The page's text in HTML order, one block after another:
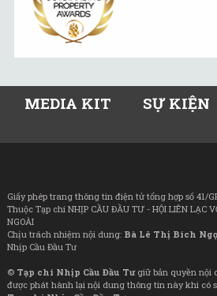
MEDIA KIT SỰ KIỆN
Giấy phép trang thông tin điện tử tổng hợp số 41/
Thuộc Tạp chí NHỊP CẦU ĐẦU TƯ - HỘI LIÊN LẠC
NGOÀI
Chịu trách nhiệm nội dung: Bà Lê Thị Bích
Nhịp Cầu Đầu Tư
© Tạp chí Nhịp Cầu Đầu Tưgiữ bản quyền nội
được phát hành lại nội dung thông tin này khi có